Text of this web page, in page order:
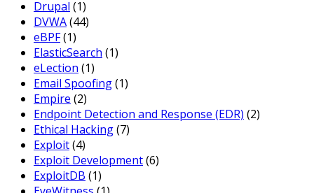
Drupal (1)
DVWA(44)
eBPF(1)
ElasticSearch (1)
eLection (1)
Email Spoofing(1)
Empire (2)
Endpoint Detection and Response (EDR) (2)
Ethical Hacking(7)
Exploit(4)
Exploit Development(6)
ExploitDB (1)